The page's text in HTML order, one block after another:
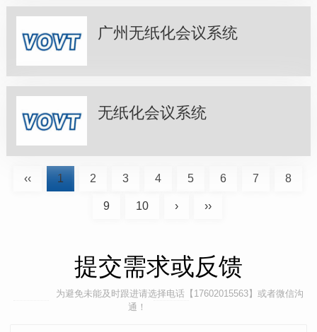
广州无纸化会议系统
无纸化会议系统
‹‹ 1 2 3 4 5 6 7 8
9 10 › ››
提交需求或反馈
为避免未能及时跟进请选择电话【17602015563】或者微信沟
通！